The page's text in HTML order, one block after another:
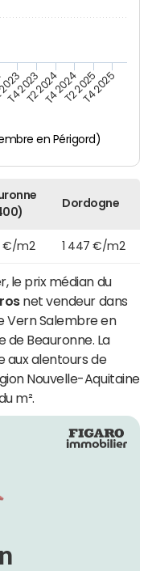
en Périgord)
T4 2023T2 2024T4 2024T2 2025T4 2025
Dordogne
€/m2 1 447 €/m2
le prix médian du
net vendeur dans
Vern Salembre en
Beauronne. La
aux alentours de
Nouvelle-Aquitaine
m².